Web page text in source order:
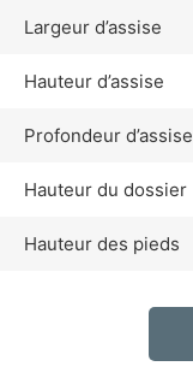
Largeur d’assise
Hauteur d’assise
Profondeur d’assise
Hauteur du dossier
Hauteur des pieds